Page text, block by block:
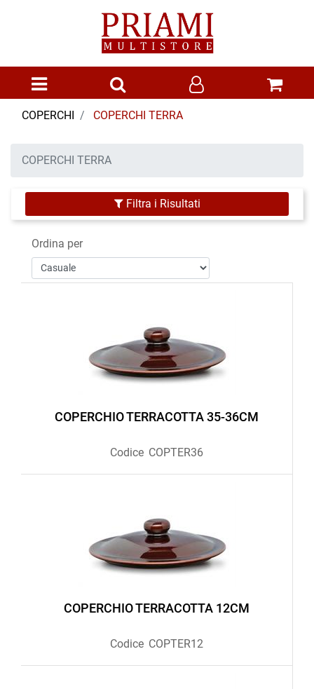
Open menu
COPERCHI COPERCHI TERRA
COPERCHI TERRA
Filtra i Risultati
Ordina per
COPERCHIO TERRACOTTA 35-36CM
Codice COPTER36
COPERCHIO TERRACOTTA 12CM
Codice COPTER12